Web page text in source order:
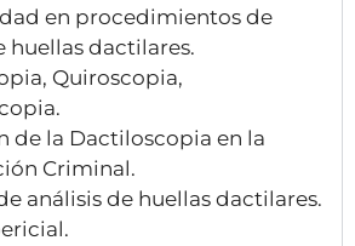
en procedimientos de
huellas dactilares.
Quiroscopia,
de la Dactiloscopia en la
Criminal.
análisis de huellas dactilares.